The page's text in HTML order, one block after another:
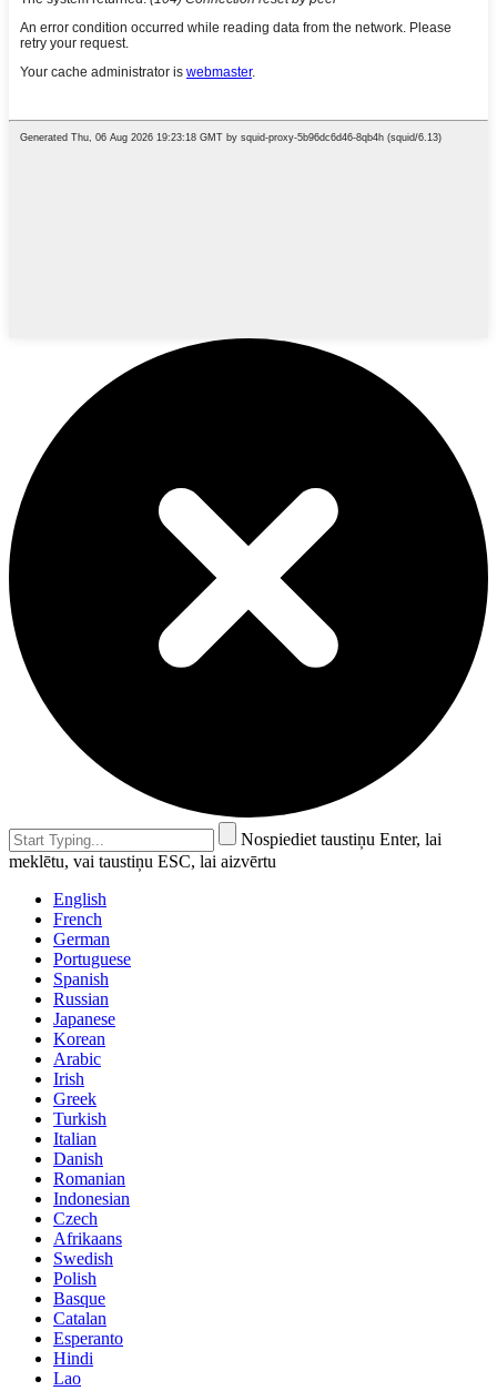
Nospiediet taustiņu Enter, lai
meklētu, vai taustiņu ESC, lai aizvērtu
English
French
German
Portuguese
Spanish
Russian
Japanese
Korean
Arabic
Irish
Greek
Turkish
Italian
Danish
Romanian
Indonesian
Czech
Afrikaans
Swedish
Polish
Basque
Catalan
Esperanto
Hindi
Lao